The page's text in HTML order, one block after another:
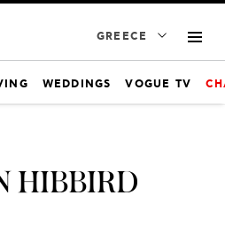
GREECE
WEDDINGS VOGUE TV
HIBBIRD